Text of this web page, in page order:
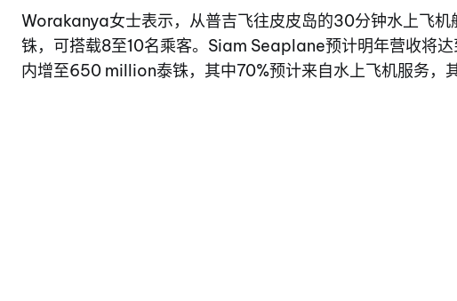
Worakanya女士表示，从普吉飞往皮皮岛的30分钟水上飞
铢，可搭载8至10名乘客。Siam Seaplane预计明年营收将
内增至650 million泰铢，其中70%预计来自水上飞机服务，